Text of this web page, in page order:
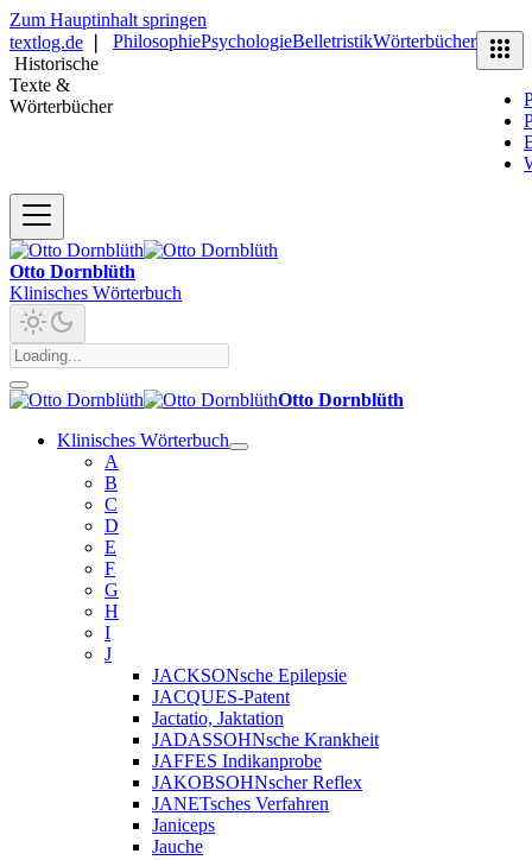
Zum Hauptinhalt springen
textlog.de
Historische
Texte &
Wörterbücher
PhilosophiePsychologieBelletristikWörterbücher
Otto Dornblüth
Klinisches Wörterbuch
Otto Dornblüth
Klinisches Wörterbuch
A
B
C
D
E
F
G
H
I
J
JACKSONsche Epilepsie
JACQUES-Patent
Jactatio, Jaktation
JADASSOHNsche Krankheit
JAFFES Indikanprobe
JAKOBSOHNscher Reflex
JANETsches Verfahren
Janiceps
Jauche